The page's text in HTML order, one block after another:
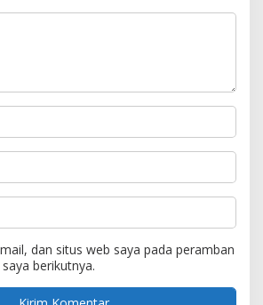
dan situs web saya pada peramban
berikutnya.